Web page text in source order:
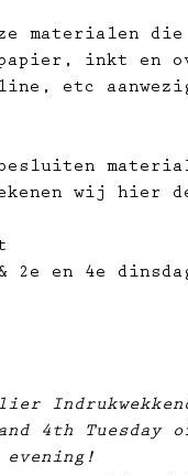
materialen die
inkt en
etc
wij hier
2e en 4e
4th Tuesday